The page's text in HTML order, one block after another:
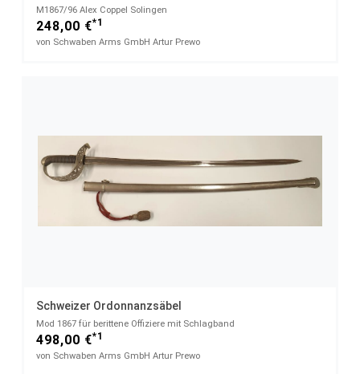
M1867/96 Alex Coppel Solingen
248,00 €*1
von Schwaben Arms GmbH Artur Prewo
Schweizer Ordonnanzsäbel
Mod 1867 für berittene Offiziere mit Schlagband
498,00 €*1
von Schwaben Arms GmbH Artur Prewo